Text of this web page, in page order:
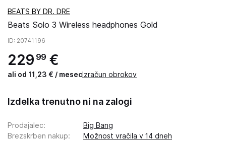
BEATS BY DR. DRE
Beats Solo 3 Wireless headphones Gold
ID: 20741196
229 99 €
ali od 11,23 € / mesec Izračun obrokov
Izdelka trenutno ni na zalogi
Prodajalec:
Big Bang
Brezskrben nakup:
Možnost vračila v 14 dneh